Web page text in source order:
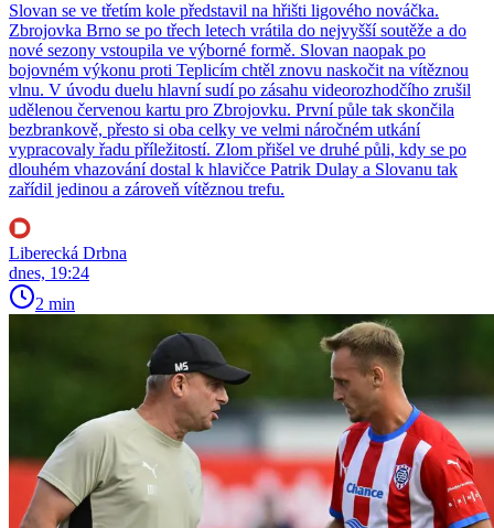
Slovan se ve třetím kole představil na hřišti ligového nováčka.
Zbrojovka Brno se po třech letech vrátila do nejvyšší soutěže a do
nové sezony vstoupila ve výborné formě. Slovan naopak po
bojovném výkonu proti Teplicím chtěl znovu naskočit na vítěznou
vlnu. V úvodu duelu hlavní sudí po zásahu videorozhodčího zrušil
udělenou červenou kartu pro Zbrojovku. První půle tak skončila
bezbrankově, přesto si oba celky ve velmi náročném utkání
vypracovaly řadu příležitostí. Zlom přišel ve druhé půli, kdy se po
dlouhém vhazování dostal k hlavičce Patrik Dulay a Slovanu tak
zařídil jedinou a zároveň vítěznou trefu.
Liberecká Drbna
dnes, 19:24
2 min